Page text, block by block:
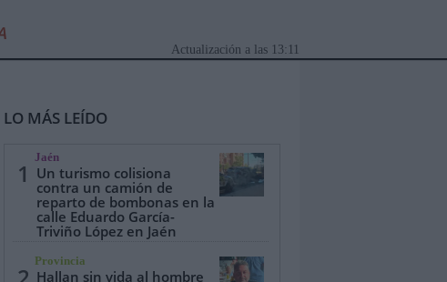
13:11
Actualización a las
Pueblo a Pueblo Gente
LO MÁS LEÍDO
1
Jaén
Un turismo colisiona
contra un camión de
reparto de bombonas en la
calle Eduardo García-
Triviño López en Jaén
Provincia
Hallan sin vida al hombre